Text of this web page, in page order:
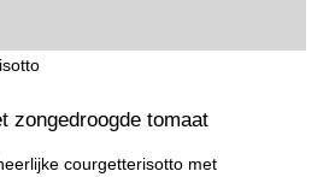
zongedroogde tomaat
courgetterisotto met